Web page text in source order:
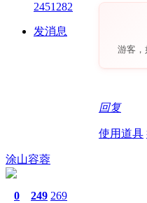
2451282
发消息
游客，
回复
使用道具
涂山容蓉
0 249 269